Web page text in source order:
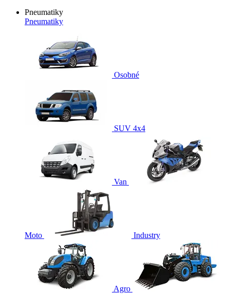
Pneumatiky
Pneumatiky
Osobné
SUV 4x4
Van
Moto Industry
Agro